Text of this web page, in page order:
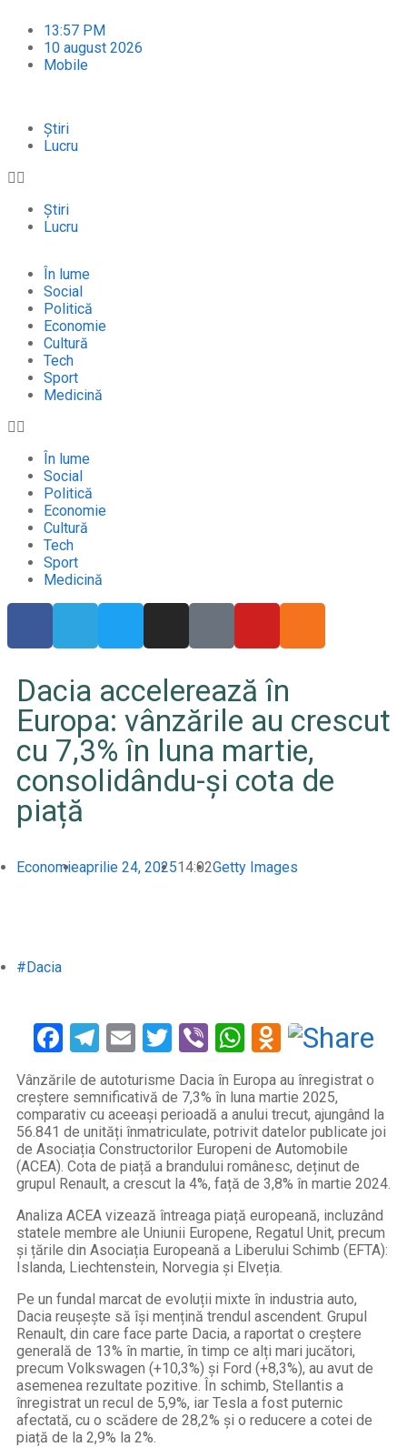
13:57 PM
10 august 2026
Mobile
Știri
Lucru
Știri
Lucru
În lume
Social
Politică
Economie
Cultură
Tech
Sport
Medicină
În lume
Social
Politică
Economie
Cultură
Tech
Sport
Medicină
Dacia accelerează în
Europa: vânzările au crescut
cu 7,3% în luna martie,
consolidându-și cota de
piață
Economieaprilie 24, 202514:02Getty Images
#Dacia
Facebook
Telegram
EmailTwitter
ViberWhatsApp
Vânzările de autoturisme Dacia în Europa au înregistrat o
creștere semnificativă de 7,3% în luna martie 2025,
comparativ cu aceeași perioadă a anului trecut, ajungând la
56.841 de unități înmatriculate, potrivit datelor publicate joi
de Asociația Constructorilor Europeni de Automobile
(ACEA). Cota de piață a brandului românesc, deținut de
grupul Renault, a crescut la 4%, față de 3,8% în martie 2024.
Analiza ACEA vizează întreaga piață europeană, incluzând
statele membre ale Uniunii Europene, Regatul Unit, precum
și țările din Asociația Europeană a Liberului Schimb (EFTA):
Islanda, Liechtenstein, Norvegia și Elveția.
Pe un fundal marcat de evoluții mixte în industria auto,
Dacia reușește să își mențină trendul ascendent. Grupul
Renault, din care face parte Dacia, a raportat o creștere
generală de 13% în martie, în timp ce alți mari jucători,
precum Volkswagen (+10,3%) și Ford (+8,3%), au avut de
asemenea rezultate pozitive. În schimb, Stellantis a
înregistrat un recul de 5,9%, iar Tesla a fost puternic
afectată, cu o scădere de 28,2% și o reducere a cotei de
piață de la 2,9% la 2%.